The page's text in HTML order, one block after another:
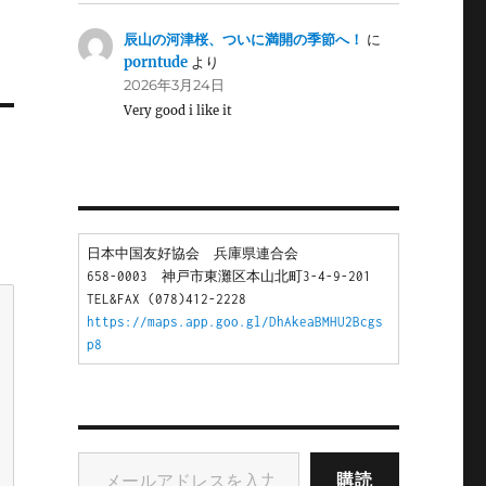
辰山の河津桜、ついに満開の季節へ！ に
porntude より
2026年3月24日
Very good i like it
日本中国友好協会　兵庫県連合会
658-0003　神戸市東灘区本山北町3-4-9-201
TEL&FAX (078)412-2228
https://maps.app.goo.gl/DhAkeaBMHU2Bcgs
p8
メールアドレスを入力...
購読